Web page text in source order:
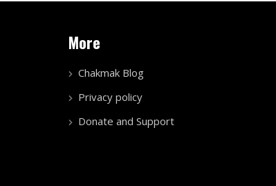
More
Chakmak Blog
Privacy policy
Donate and Support